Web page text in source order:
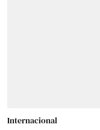
Internacional